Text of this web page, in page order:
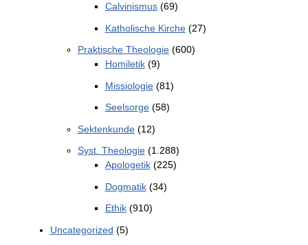
Calvinismus(69)
Katholische Kirche(27)
Praktische Theologie(600)
Homiletik(9)
Missiologie(81)
Seelsorge(58)
Sektenkunde(12)
Syst. Theologie(1.288)
Apologetik(225)
Dogmatik(34)
Ethik(910)
Uncategorized (5)